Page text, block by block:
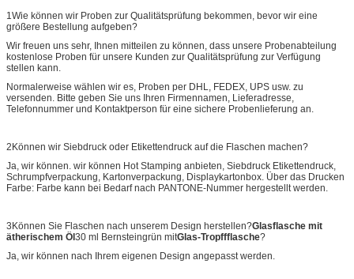
1Wie können wir Proben zur Qualitätsprüfung bekommen, bevor wir eine
größere Bestellung aufgeben?
Wir freuen uns sehr, Ihnen mitteilen zu können, dass unsere Probenabteilung
kostenlose Proben für unsere Kunden zur Qualitätsprüfung zur Verfügung
stellen kann.
Normalerweise wählen wir es, Proben per DHL, FEDEX, UPS usw. zu
versenden. Bitte geben Sie uns Ihren Firmennamen, Lieferadresse,
Telefonnummer und Kontaktperson für eine sichere Probenlieferung an.
2Können wir Siebdruck oder Etikettendruck auf die Flaschen machen?
Ja, wir können. wir können Hot Stamping anbieten, Siebdruck Etikettendruck,
Schrumpfverpackung, Kartonverpackung, Displaykartonbox. Über das Drucken
Farbe: Farbe kann bei Bedarf nach PANTONE-Nummer hergestellt werden.
3Können Sie Flaschen nach unserem Design herstellen?Glasflasche mit
ätherischem Öl 30 ml Bernsteingrün mitGlas-Tropffflasche?
Ja, wir können nach Ihrem eigenen Design angepasst werden.